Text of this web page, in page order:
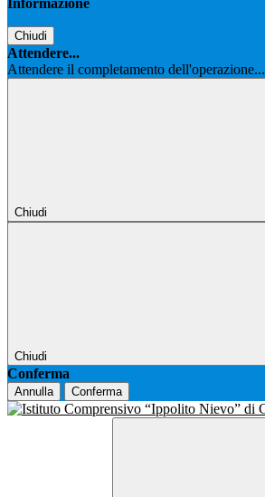
Informazione
Chiudi
Attendere...
Attendere il completamento dell'operazione...
Chiudi
Chiudi
Conferma
Annulla Conferma